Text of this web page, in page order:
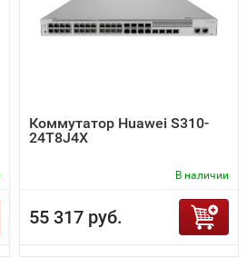
Коммутатор Huawei S310-
24T8J4X
В наличии
55 317 руб.